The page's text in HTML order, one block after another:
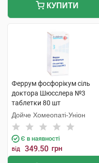
КУПИТИ
Феррум фосфорiкум сіль
доктора Шюсслера №3
таблетки 80 шт
Дойче Хомеопаті-Уніон
Є в наявності
від 349.50 грн